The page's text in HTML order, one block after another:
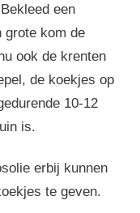
een
grote kom de
ook de krenten
de koekjes op
10-12
is.
erbij kunnen
te geven.